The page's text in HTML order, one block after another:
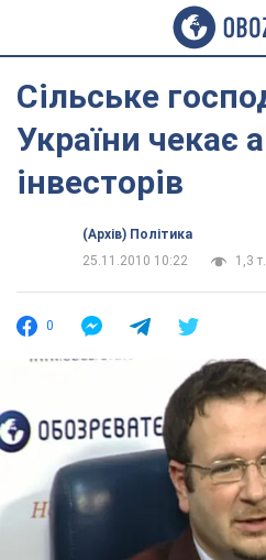
Сільське
України чекає
інвесторів
(Архів) Політика
25.11.2010 10:22
1,3 т.
0